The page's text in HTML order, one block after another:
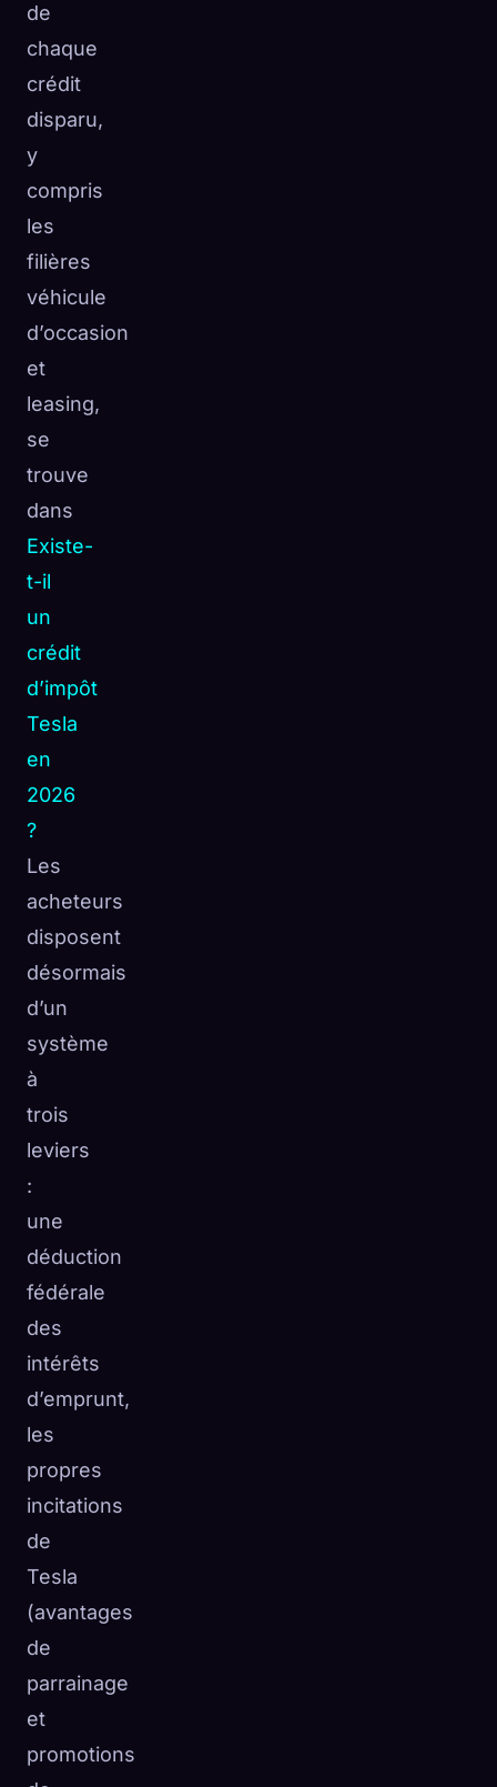
de
chaque
crédit
disparu,
y
compris
les
filières
véhicule
d’occasion
et
leasing,
se
trouve
dans
Existe-
t-il
un
crédit
d’impôt
Tesla
en
2026
?
Les
acheteurs
disposent
désormais
d’un
système
à
trois
leviers
:
une
déduction
fédérale
des
intérêts
d’emprunt,
les
propres
incitations
de
Tesla
(avantages
de
parrainage
et
promotions